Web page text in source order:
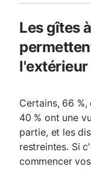
Les gîtes
l'extérieur
Certains, 66
40 % ont une
partie, et les
restreintes. Si
commencer